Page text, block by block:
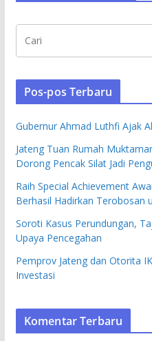
Pos-pos Terbaru
Gubernur Ahmad Luthfi Ajak
Jateng Tuan Rumah
Dorong Pencak Silat Jadi
Raih Special Achievement
Berhasil Hadirkan Terobosan
Soroti Kasus Perundungan,
Upaya Pencegahan
Pemprov Jateng dan Otorita
Investasi
Komentar Terbaru